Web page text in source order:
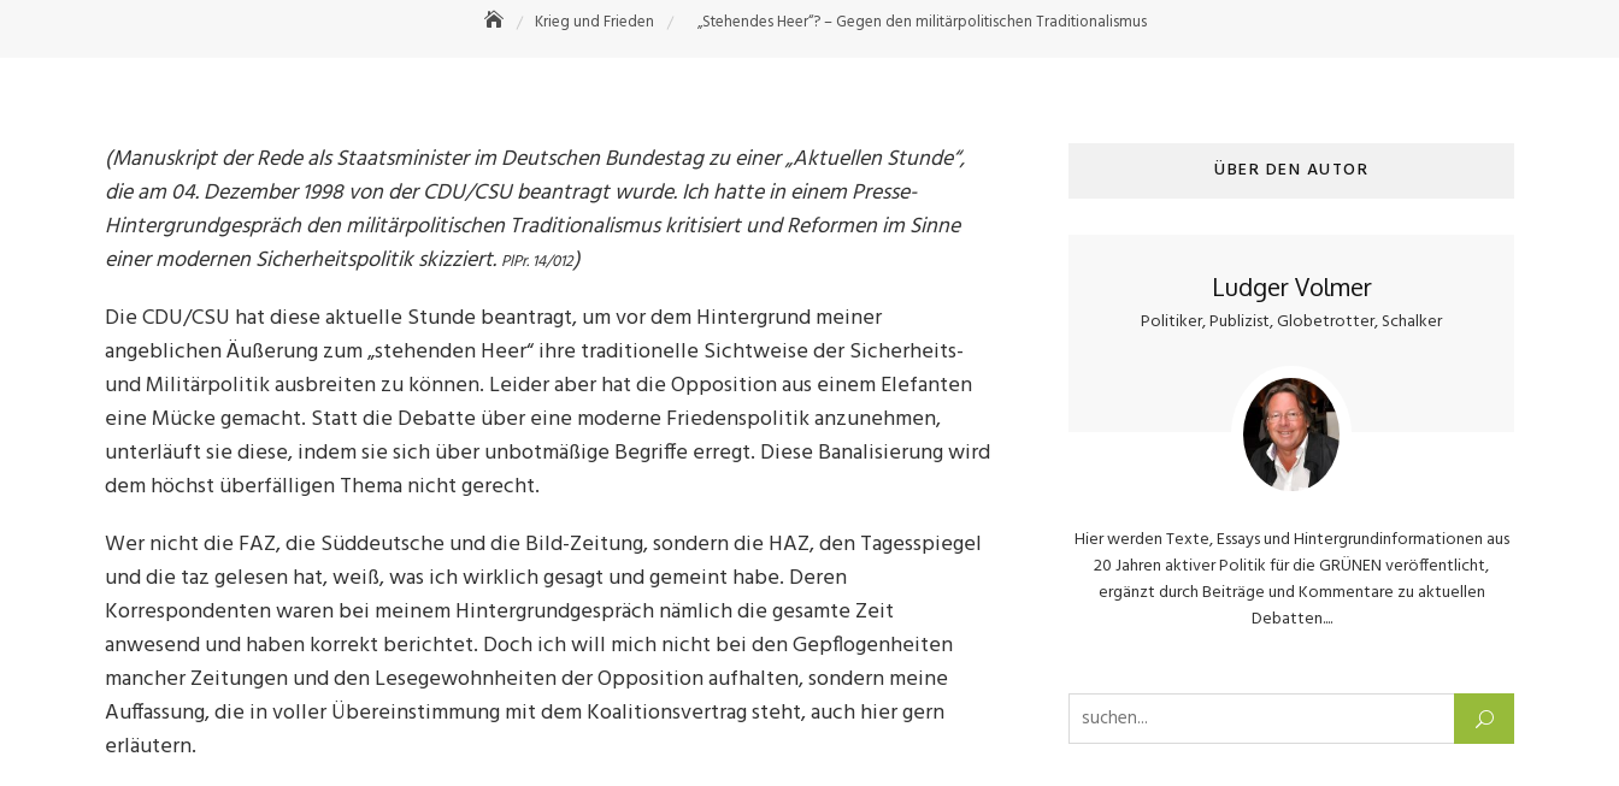
Krieg und Frieden „Stehendes Heer“? – Gegen den militärpolitischen Traditionalismus
(Manuskript der Rede als Staatsminister im Deutschen Bundestag zu einer „Aktuellen Stunde“,
die am04. Dezember 1998von der CDU/CSU beantragt wurde. Ich hatte in einem Presse-
Hintergrundgespräch den militärpolitischen Traditionalismus kritisiert und Reformen im Sinne
einer modernen Sicherheitspolitik skizziert. PlPr. 14/012)
Die CDU/CSU hat diese aktuelle Stunde beantragt, um vor dem Hintergrund meiner
angeblichen Äußerung zum „stehenden Heer“ ihre traditionelle Sichtweise der Sicherheits-
und Militärpolitik ausbreiten zu können. Leider aber hat die Opposition aus einem Elefanten
eine Mücke gemacht. Statt die Debatte über eine moderne Friedenspolitik anzunehmen,
unterläuft sie diese, indem sie sich über unbotmäßige Begriffe erregt. Diese Banalisierung wird
dem höchst überfälligen Thema nicht gerecht.
Wer nicht die FAZ, die Süddeutsche und die Bild-Zeitung, sondern die HAZ, den Tagesspiegel
und die taz gelesen hat, weiß, was ich wirklich gesagt und gemeint habe. Deren
Korrespondenten waren bei meinem Hintergrundgespräch nämlich die gesamte Zeit
anwesend und haben korrekt berichtet. Doch ich will mich nicht bei den Gepflogenheiten
mancher Zeitungen und den Lesegewohnheiten der Opposition aufhalten, sondern meine
Auffassung, die in voller Übereinstimmung mit dem Koalitionsvertrag steht, auch hier gern
erläutern.
ÜBER DEN AUTOR
Ludger Volmer
Politiker, Publizist, Globetrotter, Schalker
Hier werden Texte, Essays und Hintergrundinformationen aus
20 Jahren aktiver Politik für die GRÜNEN veröffentlicht,
ergänzt durch Beiträge und Kommentare zu aktuellen
Debatten....
Suchen nach: